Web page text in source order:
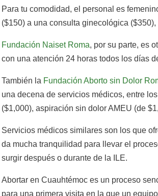
Para tu comodidad, el personal es
($150) a una consulta ginecológica
Fundación Naiset Roma, por su parte, es
con una atención 24 horas todos los días
También la Fundación Aborto sin Dolor
una decena de servicios médicos, entre
($1,000), aspiración sin dolor AMEU (de
Servicios médicos similares son los que
da mucha tranquilidad para llevar el
surgir después o durante de la ILE.
Abortar en Cuauhtémoc es un proceso
para una primera visita en la que un